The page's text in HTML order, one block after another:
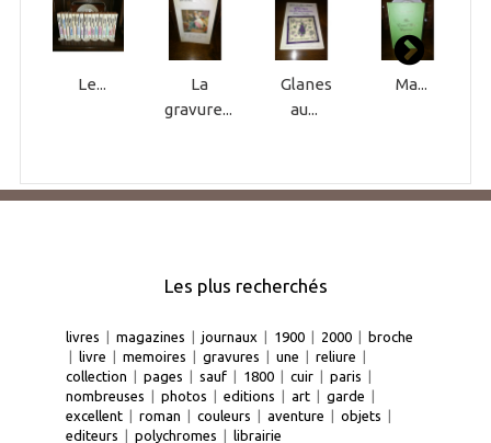
Le...
La
gravure...
Glanes
au...
Ma...
Les plus recherchés
livres | magazines | journaux | 1900 | 2000 | broche
| livre | memoires | gravures | une | reliure |
collection | pages | sauf | 1800 | cuir | paris |
nombreuses | photos | editions | art | garde |
excellent | roman | couleurs | aventure | objets |
editeurs | polychromes | librairie